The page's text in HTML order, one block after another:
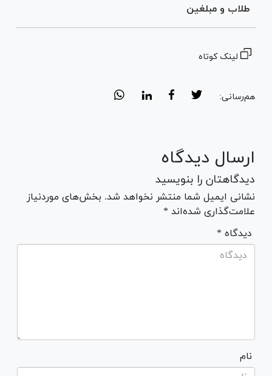
طلاب و مبلغین
لینک کوتاه
هم‌رسانی:
ارسال دیدگاه
دیدگاهتان را بنویسید
نشانی ایمیل شما منتشر نخواهد شد. بخش‌های موردنیاز
علامت‌گذاری شده‌اند *
* دیدگاه
نام